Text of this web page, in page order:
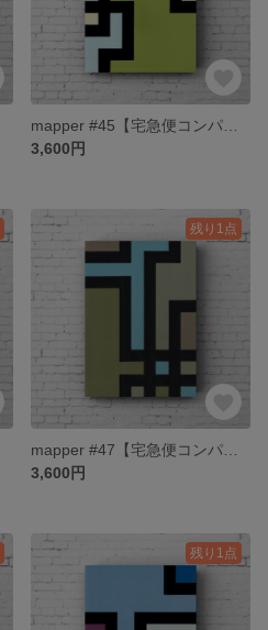
3,600円
残り1点
3,600円
残り1点